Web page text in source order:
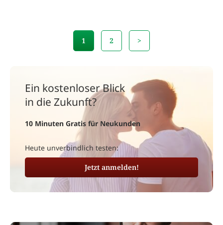
1 2 >
Ein kostenloser Blick
in die Zukunft?
10 Minuten Gratis für Neukunden
Heute unverbindlich testen:
Jetzt anmelden!